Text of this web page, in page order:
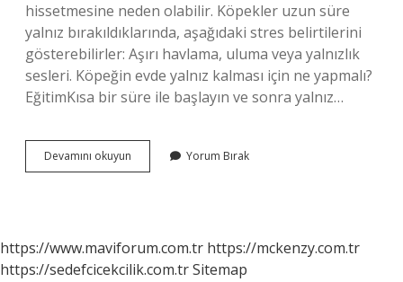
hissetmesine neden olabilir. Köpekler uzun süre
yalnız bırakıldıklarında, aşağıdaki stres belirtilerini
gösterebilirler: Aşırı havlama, uluma veya yalnızlık
sesleri. Köpeğin evde yalnız kalması için ne yapmalı?
EğitimKısa bir süre ile başlayın ve sonra yalnız…
Devamını okuyun
Evde
Yorum Bırak
https://www.maviforum.com.tr https://mckenzy.com.tr
https://sedefcicekcilik.com.trSitemap